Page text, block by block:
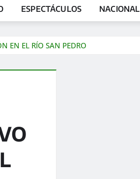
ESPECTÁCULOS NACIONAL
EN EL RÍO SAN PEDRO